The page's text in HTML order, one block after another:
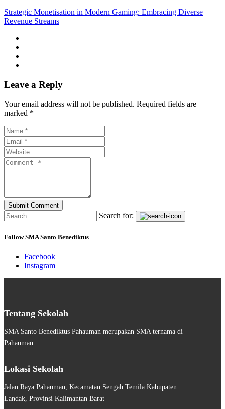
Strategic Monetisation in Modern Gaming: Embracing Diverse
Revenue Streams
Leave a Reply
Your email address will not be published. Required fields are
marked *
Search for:
Follow SMA Santo Benediktus
Facebook
Instagram
Tentang Sekolah
SMA Santo Benediktus Pahauman merupakan SMA ternama di
Pahauman.
Lokasi Sekolah
Jalan Raya Pahauman, Kecamatan Sengah Temila Kabupaten
Landak, Provinsi Kalimantan Barat